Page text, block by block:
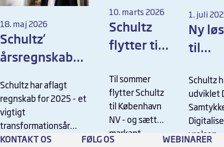
18. maj 2026
Schultz’
årsregnskab
vigtig
transformation
Schultz har aflagt
regnskab for 2025 - et
vigtigt
transformationsår
ifølge adm. direktør Bo
10. marts 2026
Schultz
flytter til
domicil
og styrker
strategisk
fokus
Til sommer
flytter Schultz
til København
NV - og sætter
markant
1. juli
Ny
til
af
det
Schultz
udviklet
yrelsen
KONTAKT OS FØLG OS
WEBINARER